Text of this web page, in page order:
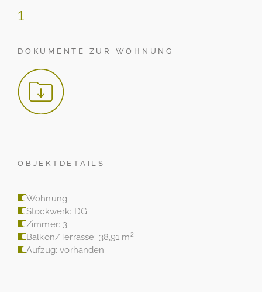
1
DOKUMENTE ZUR WOHNUNG
OBJEKTDETAILS
Wohnung
Stockwerk: DG
Zimmer: 3
Balkon/Terrasse: 38,91 m²
Aufzug: vorhanden